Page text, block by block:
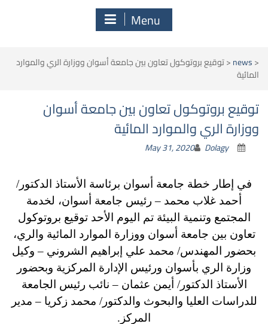
Menu
<
news
<توقيع بروتوكول تعاون بين جامعة أسوان ووزارة الري والموارد
المائية
توقيع بروتوكول تعاون بين جامعة أسوان
ووزارة الري والموارد المائية
May 31, 2020 Dolagy
في إطار خطة جامعة أسوان برئاسة الأستاذ الدكتور/
أحمد غلاب محمد – رئيس جامعة أسوان، لخدمة
المجتمع وتنمية البيئة تم اليوم الأحد توقيع بروتوكول
تعاون بين جامعة أسوان ووزارة الموارد المائية والري،
بحضور المهندس/ محمد علي إبراهيم الشروني – وكيل
وزارة الري بأسوان ورئيس الإدارة المركزية وبحضور
الأستاذ الدكتور/ أيمن عثمان – نائب رئيس الجامعة
للدراسات العليا والبحوث والدكتور/ محمد زكريا – مدير
المركز.